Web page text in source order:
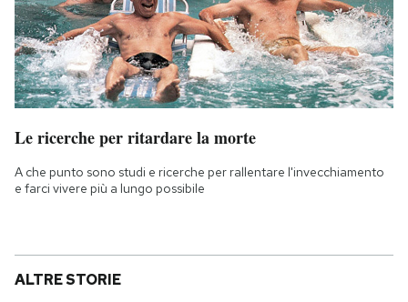
Le ricerche per ritardare la morte
A che punto sono studi e ricerche per rallentare l'invecchiamento
e farci vivere più a lungo possibile
ALTRE STORIE